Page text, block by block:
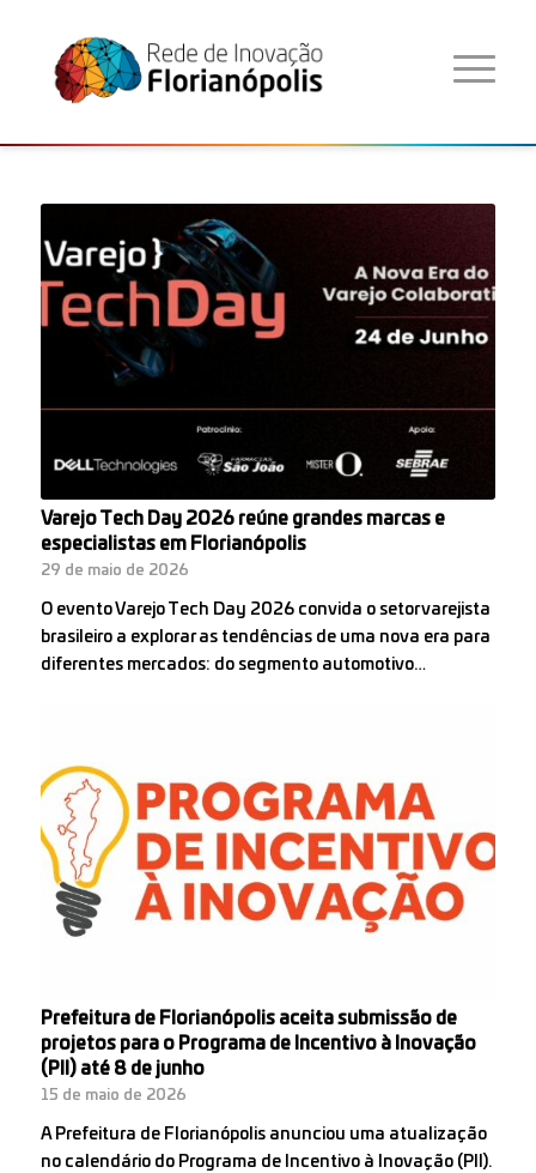
Varejo Tech Day 2026 reúne grandes marcas e
especialistas em Florianópolis
29 de maio de 2026
O evento Varejo Tech Day 2026 convida o setor varejista
brasileiro a explorar as tendências de uma nova era para
diferentes mercados: do segmento automotivo…
Prefeitura de Florianópolis aceita submissão de
projetos para o Programa de Incentivo à Inovação
(PII) até 8 de junho
15 de maio de 2026
A Prefeitura de Florianópolis anunciou uma atualização
no calendário do Programa de Incentivo à Inovação (PII).